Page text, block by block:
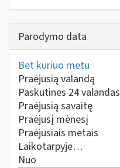
Parodymo data
Bet kuriuo metu
Praėjusią valandą
Paskutines 24 valandas
Praėjusią savaitę
Praėjusį mėnesį
Praėjusiais metais
Laikotarpyje…
Nuo